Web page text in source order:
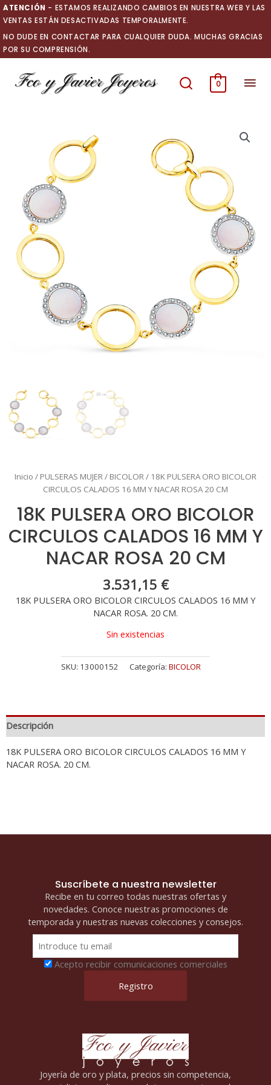
Ir
al
contenido
ATENCIÓN - ESTAMOS REALIZANDO CAMBIOS EN NUESTRA WEB Y LAS
VENTAS ESTÁN DESACTIVADAS TEMPORALMENTE.
NO DUDE EN CONTACTAR PARA CUALQUIER DUDA. MUCHAS GRACIAS
POR SU COMPRENSIÓN.
0
Inicio / PULSERAS MUJER/ BICOLOR/ 18K PULSERA ORO BICOLOR
CIRCULOS CALADOS 16 MM Y NACAR ROSA 20 CM
18K PULSERA ORO BICOLOR
CIRCULOS CALADOS 16 MM Y
NACAR ROSA 20 CM
3.531,15 €
18K PULSERA ORO BICOLOR CIRCULOS CALADOS 16 MM Y
NACAR ROSA. 20 CM.
Sin existencias
SKU: 13000152 Categoría: BICOLOR
Descripción
18K PULSERA ORO BICOLOR CIRCULOS CALADOS 16 MM Y
NACAR ROSA. 20 CM.
Suscríbete a nuestra newsletter
Recibe en tu correo todas nuestras ofertas y
novedades. Conoce nuestras promociones de
temporada y nuestras nuevas colecciones y consejos.
Acepto recibir comunicaciones comerciales
Joyería de oro y plata, precios sin competencia,